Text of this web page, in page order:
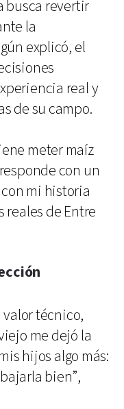
busca revertir
la
explicó, el
real y
de su campo.
meter maíz
con un
mi historia
de Entre
técnico,
me dejó la
hijos algo más:
bien”,